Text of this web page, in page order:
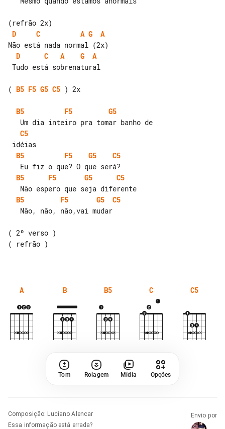
D
C A G
A
D
C A G
A
( B5 F5 G5 C5 ) 2x
B5 F5
G5
C5
B5
F5 G5
C5
B5
F5 G5
C5
B5
F5 G5
C5
( 2º verso )
( refrão )
A B B5 C C5
Tom Rolagem Mídia Opções
Composição: Luciano Alencar
Essa informação está errada?
Envio por